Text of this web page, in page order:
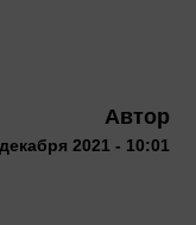
Автор
2021 - 10:01